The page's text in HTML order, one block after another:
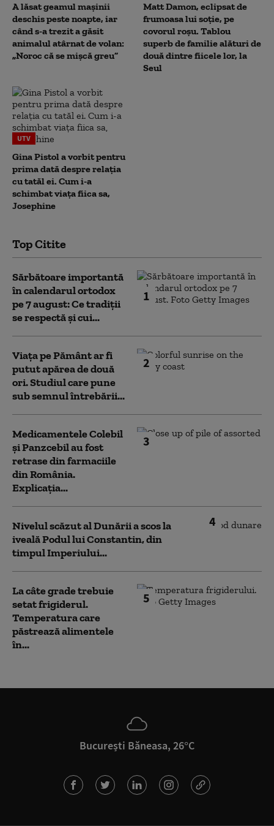
A lăsat geamul mașinii
deschis peste noapte, iar
când s-a trezit a găsit
animalul atârnat de volan:
„Noroc că se mișcă greu”
Matt Damon, eclipsat de
frumoasa lui soție, pe
covorul roșu. Tablou
superb de familie alături de
două dintre fiicele lor, la
Seul
UTV
Gina Pistol a vorbit pentru
prima dată despre relația
cu tatăl ei. Cum i-a
schimbat viața fiica sa,
Josephine
Top Citite
1
Sărbătoare importantă
în calendarul ortodox
pe 7 august: Ce tradiții
se respectă și cui...
2
Viața pe Pământ ar fi
putut apărea de două
ori. Studiul care pune
sub semnul întrebării...
3
Medicamentele Colebil
și Panzcebil au fost
retrase din farmaciile
din România.
Explicația...
4
Nivelul scăzut al Dunării a scos la
iveală Podul lui Constantin, din
timpul Imperiului...
5
La câte grade trebuie
setat frigiderul.
Temperatura care
păstrează alimentele
în...
București Băneasa, 26°C